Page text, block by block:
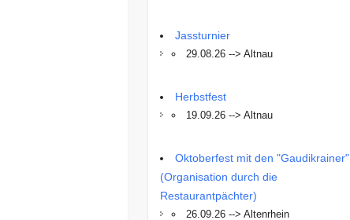
Jassturnier
29.08.26 --> Altnau
Herbstfest
19.09.26 --> Altnau
Oktoberfest mit den "Gaudikrainer"
(Organisation durch die
Restaurantpächter)
26.09.26 --> Altenrhein